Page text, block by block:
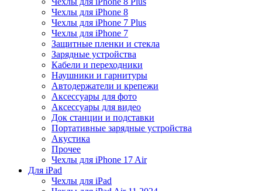
Чехлы для iPhone 8
Чехлы для iPhone 7 Plus
Чехлы для iPhone 7
Защитные пленки и стекла
Зарядные устройства
Кабели и переходники
Наушники и гарнитуры
Автодержатели и крепежи
Аксессуары для фото
Аксессуары для видео
Док станции и подставки
Портативные зарядные устройства
Акустика
Прочее
Чехлы для iPhone 17 Air
Для iPad
Чехлы для iPad